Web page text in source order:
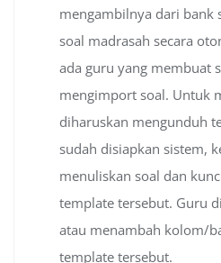
mengambilnya dari bank
soal madrasah secara
ada guru yang membuat
mengimport soal. Untuk
diharuskan mengunduh
sudah disiapkan sistem,
menuliskan soal dan
template tersebut. Guru
atau menambah kolom/
template tersebut.